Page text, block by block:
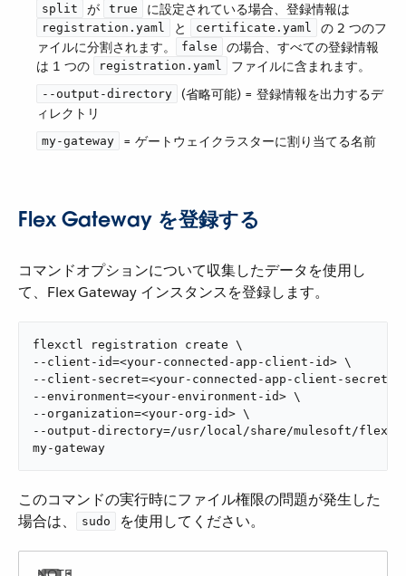
split ​ が ​ true ​ に設定されている場合、登録情報は ​
registration.yaml ​ と ​ certificate.yaml
​ の 2 つのフ
ァイルに分割されます。​
false
​ の場合、すべての登録情報
は 1 つの ​
registration.yaml ​ ファイルに含まれます。
--output-directory
​ (省略可能) = 登録情報を出力するデ
ィレクトリ
my-gateway ​ = ゲートウェイクラスターに割り当てる名前
Flex Gateway を登録する
コマンドオプションについて収集したデータを使用し
て、Flex Gateway インスタンスを登録します。
flexctl registration create \
--client-id=<your-connected-app-client-id> \
--client-secret=<your-connected-app-client-secret>
--environment=<your-environment-id> \
--organization=<your-org-id> \
--output-directory=/usr/local/share/mulesoft/flex-
my-gateway
このコマンドの実行時にファイル権限の問題が発生した
場合は、​
sudo ​ を使用してください。